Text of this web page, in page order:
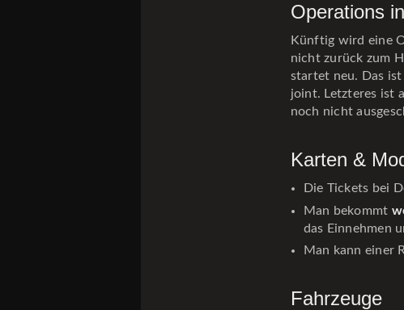
Operations
Künftig wird eine
nicht zurück zum
startet neu. Das ist
joint. Letzteres ist
noch nicht
Karten &
Die Tickets bei
Man bekommt
das Einnehmen
Man kann einer
Fahrzeuge